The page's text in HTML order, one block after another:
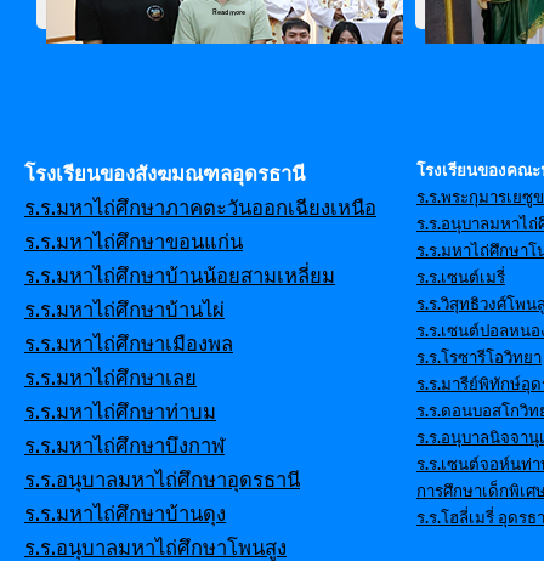
Read more
โรงเรียนของสังฆมณฑลอุดรธานี
ร.ร.มหาไถ่ศึกษาภาคตะวันออกเฉียงเหนือ
ร.ร.มหาไถ่ศึกษาขอนแก่น
ร.ร.มหาไถ่ศึกษาบ้านน้อยสามเหลี่ยม
ร.ร.มหาไถ่ศึกษาบ้านไผ่
ร.ร.มหาไถ่ศึกษาเมืองพล
ร.ร.มหาไถ่ศึกษาเลย
ร.ร.มหาไถ่ศึกษาท่าบม
ร.ร.มหาไถ่ศึกษาบึงกาฬ
ร.ร.อนุบาลมหาไถ่ศึกษาอุดรธานี
ร.ร.มหาไถ่ศึกษาบ้านดุง
ร.ร.อนุบาลมหาไถ่ศึกษาโพนสูง
โรงเรียนของคณ
ร.ร.พระกุมารเยซู
ร.ร.อนุบาลมหาไถ่
ร.ร.มหาไถ่ศึกษา
ร.ร.เซนต์เมรี่
ร.ร.วิสุทธิวงศ์โพน
ร.ร.เซนต์ปอลหนอ
ร.ร.โรซารีโอวิทยา
ร.ร.มารีย์พิทักษ์อุ
ร.ร.ดอนบอสโกวิท
ร.ร.อนุบาลนิจจานุ
ร.ร.เซนต์จอห์นท่
การศึกษาเด็กพิเ
ร.ร.โฮลี่เมรี่ อุดรธ